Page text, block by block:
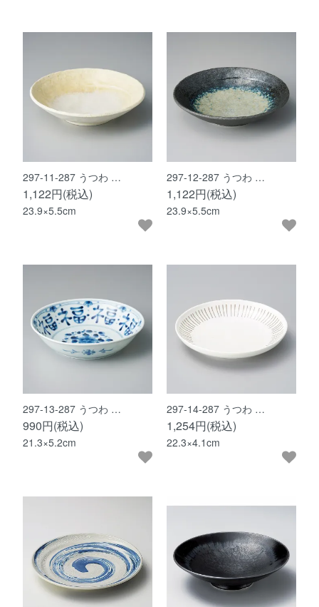
297-11-287 うつわ …
1,122円(税込)
23.9×5.5cm
297-12-287 うつわ …
1,122円(税込)
23.9×5.5cm
297-13-287 うつわ …
990円(税込)
21.3×5.2cm
297-14-287 うつわ …
1,254円(税込)
22.3×4.1cm